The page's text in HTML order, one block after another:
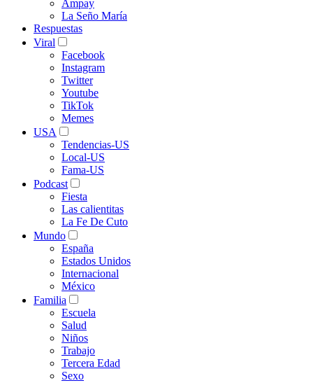
Ampay
La Seño María
Respuestas
Viral
Facebook
Instagram
Twitter
Youtube
TikTok
Memes
USA
Tendencias-US
Local-US
Fama-US
Podcast
Fiesta
Las calientitas
La Fe De Cuto
Mundo
España
Estados Unidos
Internacional
México
Familia
Escuela
Salud
Niños
Trabajo
Tercera Edad
Sexo